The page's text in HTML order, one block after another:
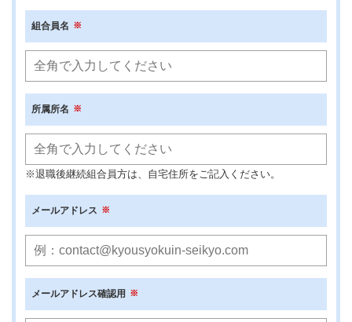
組合員名
所属所名
※退職後継続組合員方は、自宅住所をご記入ください。
メールアドレス
メールアドレス確認用